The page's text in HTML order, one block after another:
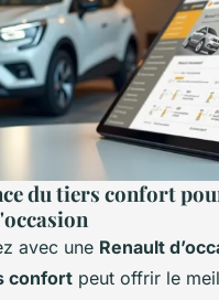
du tiers confort
avec une Renault
confort peut offrir le